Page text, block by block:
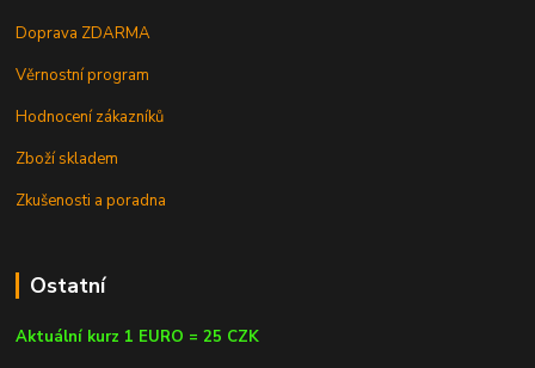
Doprava ZDARMA
Věrnostní program
Hodnocení zákazníků
Zboží skladem
Zkušenosti a poradna
Ostatní
Aktuální kurz 1 EURO = 25 CZK